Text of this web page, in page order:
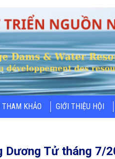
KHẢO GIỚI THIỆU HỘI
Dương Tử tháng 7/